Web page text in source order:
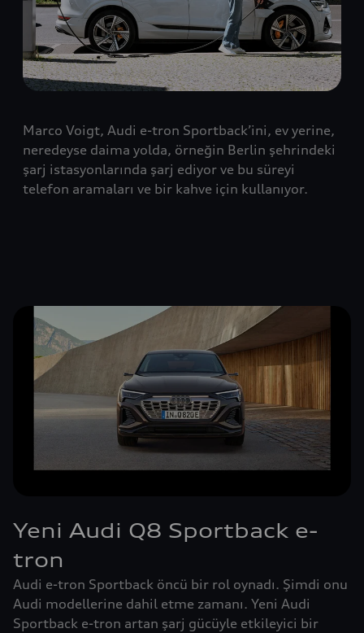
Marco Voigt, Audi e-tron Sportback’ini, ev yerine,
neredeyse daima yolda, örneğin Berlin şehrindeki
şarj istasyonlarında şarj ediyor ve bu süreyi
telefon aramaları ve bir kahve için kullanıyor.
Yeni Audi Q8 Sportback e-
tron
Audi e-tron Sportback öncü bir rol oynadı. Şimdi onu
Audi modellerine dahil etme zamanı. Yeni Audi
Sportback e-tron artan şarj gücüyle etkileyici bir